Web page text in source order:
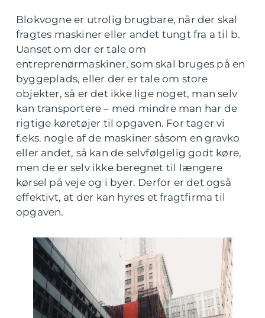
Blokvogne er utrolig brugbare, når der skal
fragtes maskiner eller andet tungt fra a til b.
Uanset om der er tale om
entreprenørmaskiner, som skal bruges på en
byggeplads, eller der er tale om store
objekter, så er det ikke lige noget, man selv
kan transportere – med mindre man har de
rigtige køretøjer til opgaven. For tager vi
f.eks. nogle af de maskiner såsom en gravko
eller andet, så kan de selvfølgelig godt køre,
men de er selv ikke beregnet til længere
kørsel på veje og i byer. Derfor er det også
effektivt, at der kan hyres et fragtfirma til
opgaven.